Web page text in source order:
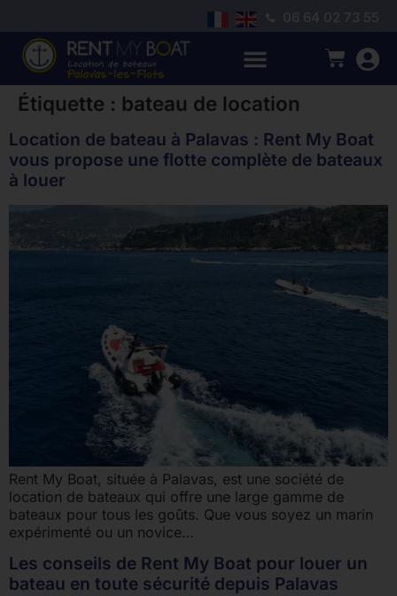
06 64 02 73 55
Étiquette : bateau de location
Location de bateau à Palavas : Rent My Boat
vous propose une flotte complète de bateaux
à louer
Rent My Boat, située à Palavas, est une société de
location de bateaux qui offre une large gamme de
bateaux pour tous les goûts. Que vous soyez un marin
expérimenté ou un novice…
Les conseils de Rent My Boat pour louer un
bateau en toute sécurité depuis Palavas